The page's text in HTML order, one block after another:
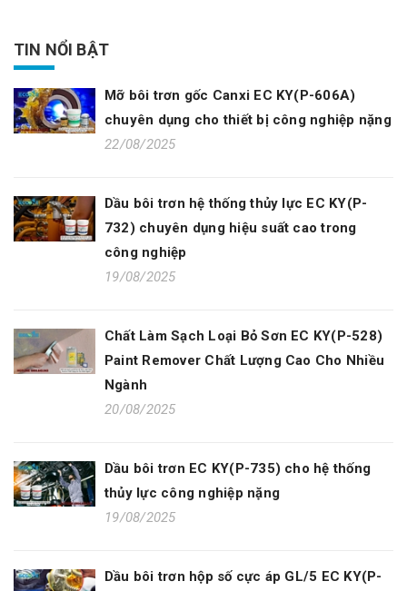
TIN NỔI BẬT
Mỡ bôi trơn gốc Canxi EC KY(P-606A)
chuyên dụng cho thiết bị công nghiệp nặng
22/08/2025
Dầu bôi trơn hệ thống thủy lực EC KY(P-
732) chuyên dụng hiệu suất cao trong
công nghiệp
19/08/2025
Chất Làm Sạch Loại Bỏ Sơn EC KY(P-528)
Paint Remover Chất Lượng Cao Cho Nhiều
Ngành
20/08/2025
Dầu bôi trơn EC KY(P-735) cho hệ thống
thủy lực công nghiệp nặng
19/08/2025
Dầu bôi trơn hộp số cực áp GL/5 EC KY(P-